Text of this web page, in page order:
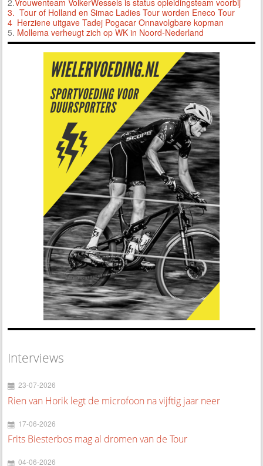
3. Tour of Holland en Simac Ladies Tour worden Eneco Tour
4 Herziene uitgave Tadej Pogacar Onnavolgbare kopman
5. Mollema verheugt zich op WK in Noord-Nederland
Interviews
23-07-2026
Rien van Horik legt de microfoon na vijftig jaar neer
17-06-2026
Frits Biesterbos mag al dromen van de Tour
04-06-2026